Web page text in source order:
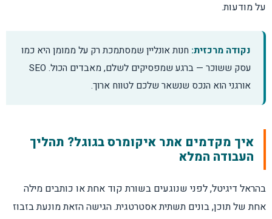
למה ה-CTR חשוב לא פחות מהמיקום?
מהירות אתר ומובייל — השפעה אמיתית על
SEO טכני לאיקומרס — מה חובה לבדוק לפני
תוכן?
האם בלוג באמת תורם לקידום חנות אונליין?
על מודעות.
נקודה מרכזית: חנות אונליין שמסתמכת רק על ממומן היא כמו
עסק ששוכר — ברגע שמפסיקים לשלם, מאבדים הכול. SEO
אורגני הוא הנכס שנשאר שלכם לטווח ארוך.
איך מקדמים אתר איקומרס בגוגל? תהליך
העבודה המלא
בהראל דיגיטל, לפני שנוגעים בשורת קוד אחת או כותבים מילה
אחת של תוכן, בונים תשתית אסטרטגית. הגישה הזאת מונעת בזבוז